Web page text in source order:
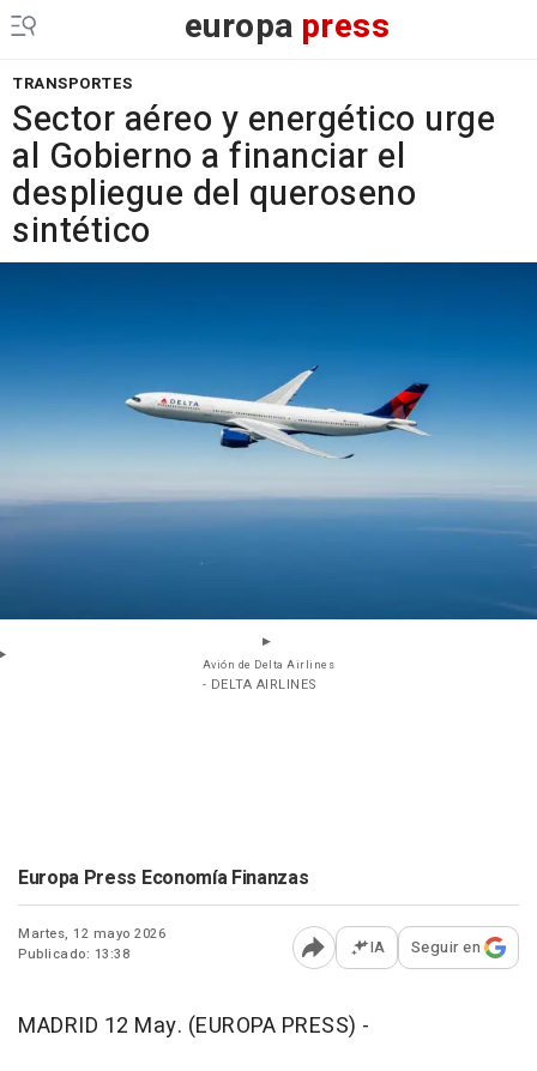
europa press
TRANSPORTES
Sector aéreo y energético urge
al Gobierno a financiar el
despliegue del queroseno
sintético
Avión de Delta Airlines
- DELTA AIRLINES
Europa Press Economía Finanzas
Martes, 12 mayo 2026
Publicado: 13:38
Abrir opciones para
IA Seguir en
MADRID 12 May. (EUROPA PRESS) -